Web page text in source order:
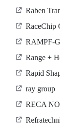
Raben
RaceChip
RAMPF-
Range +
Rapid
ray group
RECA